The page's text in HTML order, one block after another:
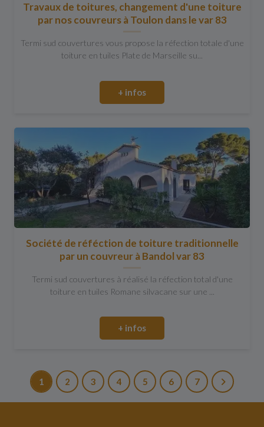
Travaux de toitures, changement d'une toiture
par nos couvreurs à Toulon dans le var 83
Termi sud couvertures vous propose la réfection totale d'une
toiture en tuiles Plate de Marseille su...
+ infos
Société de réféction de toiture traditionnelle
par un couvreur à Bandol var 83
Termi sud couvertures à réalisé la réfection total d'une
toiture en tuiles Romane silvacane sur une ...
+ infos
1 2 3 4 5 6 7